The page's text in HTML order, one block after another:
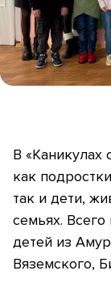
В «Каникулах
как
так и дети,
семьях. Всего
детей из
Вяземского,